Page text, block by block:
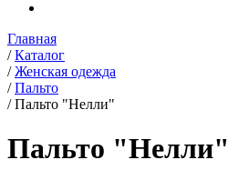
Главная
/ Каталог
/ Женская одежда
/ Пальто
/ Пальто "Нелли"
Пальто "Нелли"